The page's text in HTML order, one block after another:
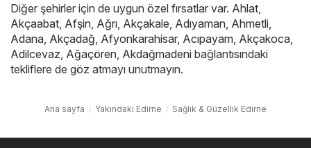
Diğer şehirler için de uygun özel fırsatlar var. Ahlat
Akçaabat Afşin Ağrı Akçakale Adıyaman Ahmetli
Adana Akçadağ Afyonkarahisar, Acıpayam Akçakoca
Adilcevaz Ağaçören Akdağmadeni bağlantısındaki
tekliflere de göz atmayı unutmayın.
Ana sayfa Yakındaki Edirne Sağlık & Güzellik Edirne